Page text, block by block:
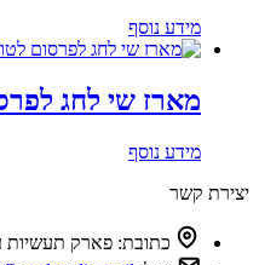
מידע נוסף
מארז שי לחג
מידע נוסף
יצירת קשר
כתובת: פארק תעשיות